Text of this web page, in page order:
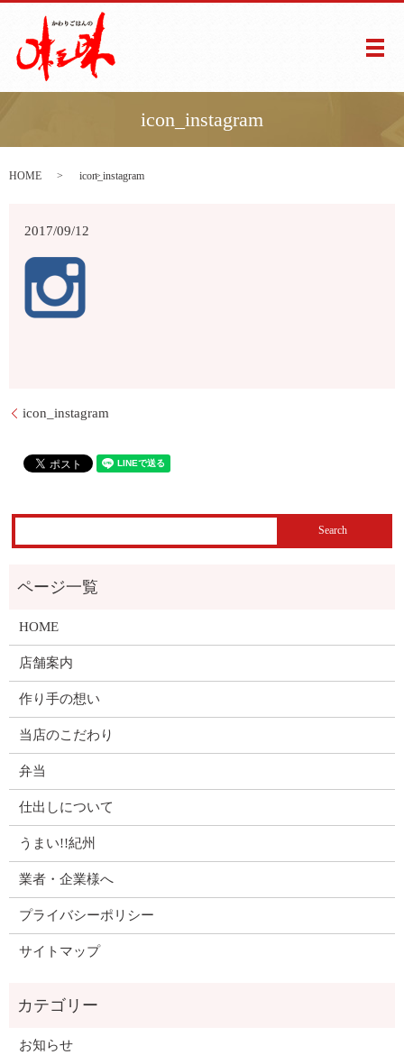
メ
icon_instagram
HOME icon_instagram
2017/09/12
icon_instagram
HOME
店舗案内
作り手の想い
当店のこだわり
弁当
仕出しについて
うまい!!紀州
業者・企業様へ
プライバシーポリシー
サイトマップ
お知らせ